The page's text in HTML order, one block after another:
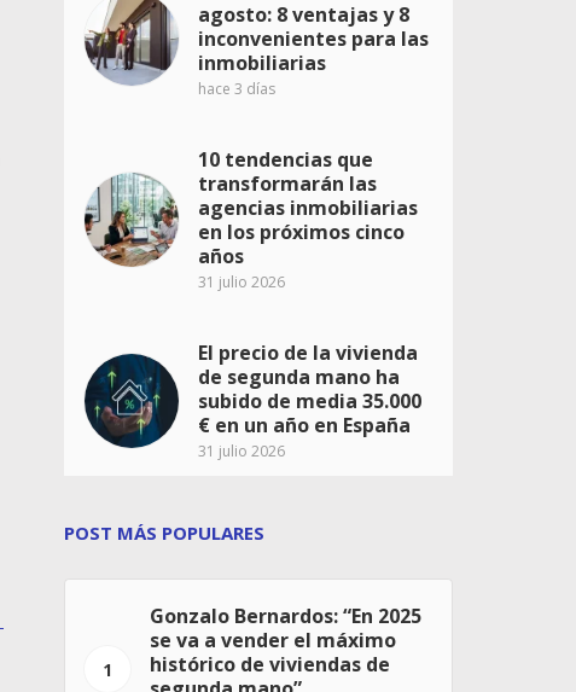
agosto: 8 ventajas y 8
inconvenientes para las
inmobiliarias
hace 3 días
10 tendencias que
transformarán las
agencias inmobiliarias
en los próximos cinco
años
31 julio 2026
El precio de la vivienda
de segunda mano ha
subido de media 35.000
€ en un año en España
31 julio 2026
POST MÁS POPULARES
1
Gonzalo Bernardos: “En 2025
se va a vender el máximo
histórico de viviendas de